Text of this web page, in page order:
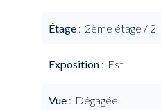
Étage 2ème étage / 2
Exposition Est
Vue Dégagée